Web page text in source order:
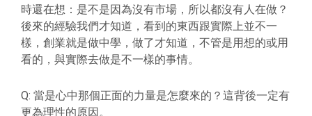
時還在想：是不是因為沒有市場，所以都沒有人在做？
後來的經驗我們才知道，看到的東西跟實際上並不一
樣，創業就是做中學，做了才知道，不管是用想的或用
看的，與實際去做是不一樣的事情。
Q: 當是心中那個正面的力量是怎麼來的？這背後一定有
更為理性的原因。